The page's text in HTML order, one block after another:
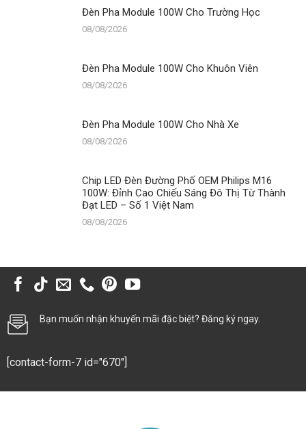
Đèn Pha Module 100W Cho Trường Học
08/08/2026
Đèn Pha Module 100W Cho Khuôn Viên
08/08/2026
Đèn Pha Module 100W Cho Nhà Xe
08/08/2026
Chip LED Đèn Đường Phố OEM Philips M16
100W: Đỉnh Cao Chiếu Sáng Đô Thị Từ Thành
Đạt LED – Số 1 Việt Nam
08/08/2026
Bạn muốn nhận khuyến mãi đặc biệt? Đăng ký ngay.
[contact-form-7 id="670"]